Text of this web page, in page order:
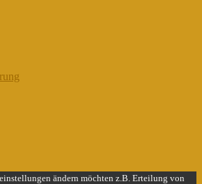
ändern möchten z.B. Erteilung von